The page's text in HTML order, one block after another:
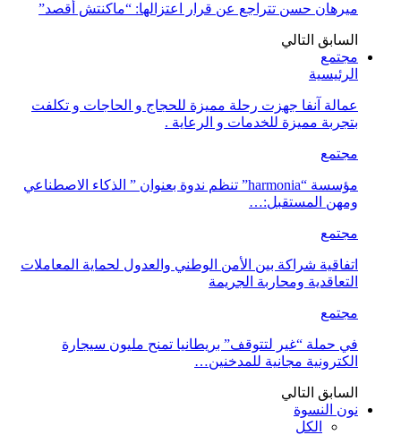
ميرهان حسن تتراجع عن قرار اعتزالها: “ماكنتش أقصد”
السابق التالي
مجتمع
الرئيسية
عمالة آنفا جهزت رحلة مميزة للحجاج و الحاجات و تكلفت
بتجربة مميزة للخدمات و الرعاية .
مجتمع
مؤسسة “harmonia” تنظم ندوة بعنوان ” الذكاء الاصطناعي
ومهن المستقبل:…
مجتمع
اتفاقية شراكة بين الأمن الوطني والعدول لحماية المعاملات
التعاقدية ومحاربة الجريمة
مجتمع
في حملة “غير لتتوقف” بريطانيا تمنح مليون سيجارة
الكترونية مجانية للمدخنين…
السابق التالي
نون النسوة
الكل